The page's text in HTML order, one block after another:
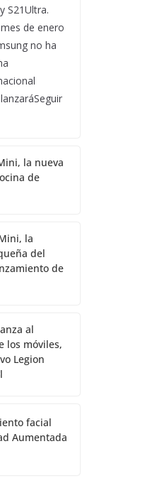
S21Ultra.
de enero
no ha
la nueva
de
la
del
de
al
los móviles,
Legion
facial
Aumentada